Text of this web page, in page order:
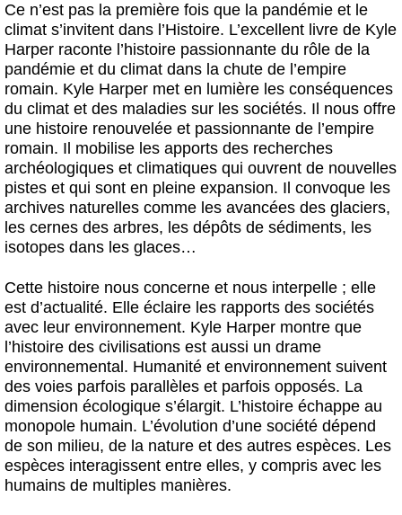
Ce n’est pas la première fois que la pandémie et le
climat s’invitent dans l’Histoire. L’excellent livre de Kyle
Harper raconte l’histoire passionnante du rôle de la
pandémie et du climat dans la chute de l’empire
romain. Kyle Harper met en lumière les conséquences
du climat et des maladies sur les sociétés. Il nous offre
une histoire renouvelée et passionnante de l’empire
romain. Il mobilise les apports des recherches
archéologiques et climatiques qui ouvrent de nouvelles
pistes et qui sont en pleine expansion. Il convoque les
archives naturelles comme les avancées des glaciers,
les cernes des arbres, les dépôts de sédiments, les
isotopes dans les glaces…
Cette histoire nous concerne et nous interpelle ; elle
est d’actualité. Elle éclaire les rapports des sociétés
avec leur environnement. Kyle Harper montre que
l’histoire des civilisations est aussi un drame
environnemental. Humanité et environnement suivent
des voies parfois parallèles et parfois opposés. La
dimension écologique s’élargit. L’histoire échappe au
monopole humain. L’évolution d’une société dépend
de son milieu, de la nature et des autres espèces. Les
espèces interagissent entre elles, y compris avec les
humains de multiples manières.